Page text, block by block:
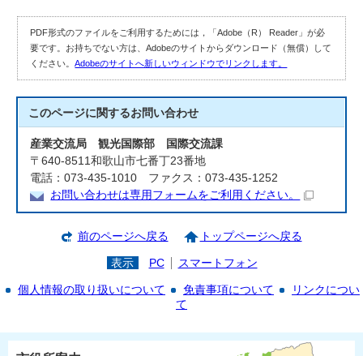
PDF形式のファイルをご利用するためには，「Adobe（R） Reader」が必
要です。お持ちでない方は、Adobeのサイトからダウンロード（無償）して
ください。Adobeのサイトへ新しいウィンドウでリンクします。
このページに関するお問い合わせ
産業交流局 観光国際部 国際交流課
〒640-8511和歌山市七番丁23番地
電話：073-435-1010 ファクス：073-435-1252
お問い合わせは専用フォームをご利用ください。
前のページへ戻る トップページへ戻る
表示 PC スマートフォン
個人情報の取り扱いについて 免責事項について
リンクについ
て